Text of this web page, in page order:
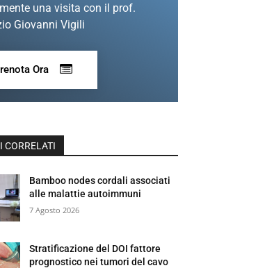
una visita con il prof.
Giovanni Vigili
Ora
CORRELATI
Bamboo nodes cordali associati
alle malattie autoimmuni
7 Agosto 2026
Stratificazione del DOI fattore
prognostico nei tumori del cavo